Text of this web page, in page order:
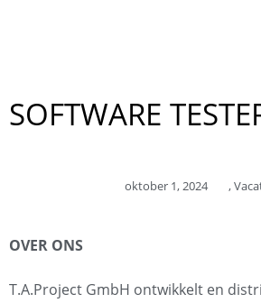
SOFTWARE
oktober 1, 2024 ,
OVER ONS
T.A.Project GmbH ontwikkelt en